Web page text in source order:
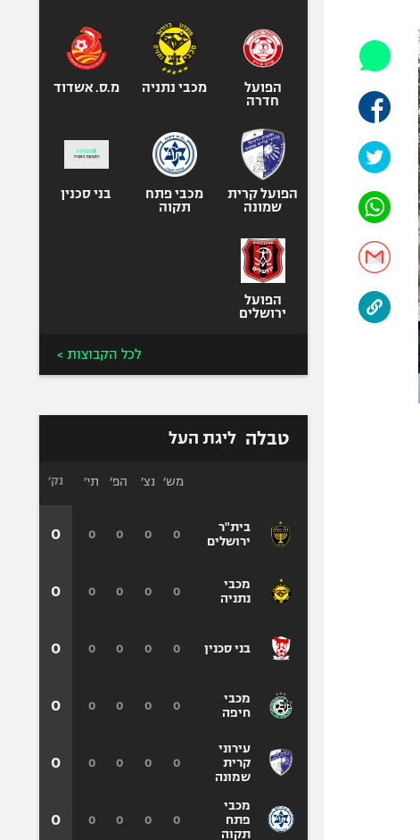
אופניים
ספורט מוטורי
כדורמים
בייסבול MLB
ספורט אתגרי
אומנויות לחימה
הפועל
חדרה
מכבי נתניה מ.ס. אשדוד
הפועל קרית
שמונה
מכבי פתח
תקוה
בני סכנין
הפועל
ירושלים
לכל הקבוצות >
טבלה ליגת העל
בית"ר
ירושלים
מכבי
נתניה
בני סכנין
מכבי
חיפה
עירוני
קרית
שמונה
מכבי
פתח
תקוה
מש׳ נצ׳ הפ׳ תי׳
0
0
0
0
0
0
0
0
0
0
0
0
0
0
0
0
0
0
0
0
0
0
0
0
נק׳
0
0
0
0
0
0